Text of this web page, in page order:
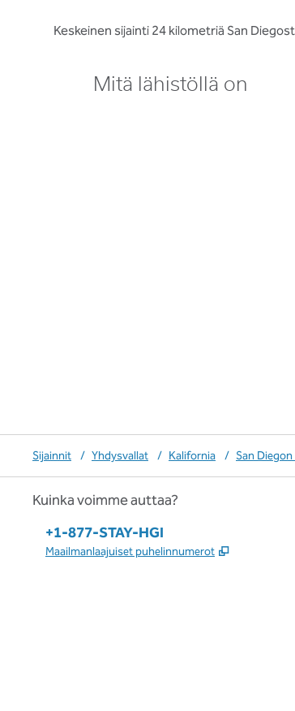
Keskeinen sijainti 24 kilometriä San
Mitä lähistöllä on
Sijainnit / Yhdysvallat / Kalifornia / San
Kuinka voimme auttaa?
Puhelin:
+1-877-STAY-HGI
Maailmanlaajuiset puhelinnumerot ,